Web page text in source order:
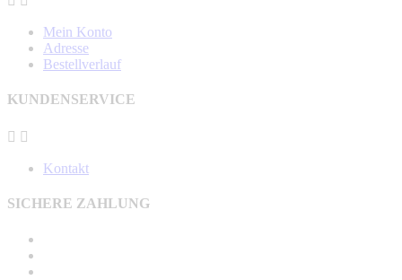
Mein Konto
Adresse
Bestellverlauf
KUNDENSERVICE
 
Kontakt
SICHERE ZAHLUNG